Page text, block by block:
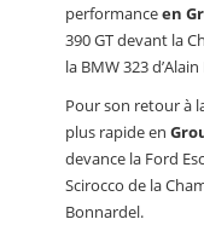
performanceen
390 GT devant la
la BMW 323
Pour son retour à
plus rapide en
devance la Ford
Scirocco de la
Bonnardel.